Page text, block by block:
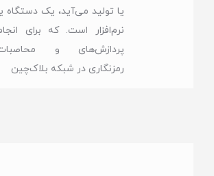
یا تولید می‌آید، یک دستگاه
نرم‌افزار است. که برای
پردازش‌های و
رمزنگاری در شبکه‌ بلاک‌چین